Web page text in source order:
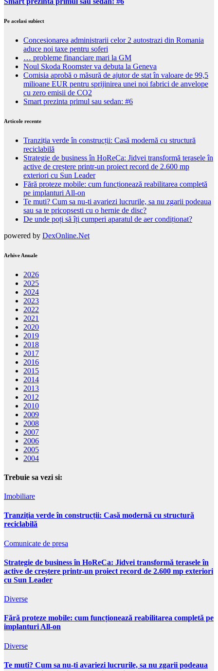
Pe acelasi subiect
Concesionarea administrarii celor 2 autostrazi din Romania
aduce noi taxe pentru soferi
… probleme financiare mari la GM
Noul Skoda Roomster va debuta la Geneva
Comisia aprobă o măsură de ajutor de stat în valoare de 99,5
milioane EUR pentru sprijinirea unei noi fabrici de anvelope
cu zero emisii de CO2
Smart prezinta primul sau sedan: #6
Articole recente
Tranziția verde în construcții: Casă modernă cu structură
reciclabilă
Strategie de business în HoReCa: Jidvei transformă terasele în
active de creștere printr-un proiect record de 2.600 mp
exteriori cu Sun Leader
Fără proteze mobile: cum funcționează reabilitarea completă
pe implanturi All-on
Te muti? Cum sa nu-ti avariezi lucrurile, sa nu zgarii podeaua
sau sa te pricopsesti cu o hernie de disc?
De unde poți să îți cumperi aparatul de aer condiționat?
powered by DexOnline.Net
Arhive Anuale
2026
2025
2024
2023
2022
2021
2020
2019
2018
2017
2016
2015
2014
2013
2012
2010
2009
2008
2007
2006
2005
2004
Trebuie sa vezi si:
Imobiliare
Tranziția verde în construcții: Casă modernă cu structură
reciclabilă
Comunicate de presa
Strategie de business în HoReCa: Jidvei transformă terasele în
active de creștere printr-un proiect record de 2.600 mp exteriori
cu Sun Leader
Diverse
Fără proteze mobile: cum funcționează reabilitarea completă pe
implanturi All-on
Diverse
Te muti? Cum sa nu-ti avariezi lucrurile, sa nu zgarii podeaua